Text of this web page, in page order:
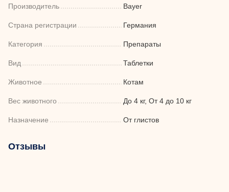
Производитель Bayer
Страна регистрации Германия
Категория Препараты
Вид Таблетки
Животное Котам
Вес животного До 4 кг, От 4 до 10 кг
Назначение От глистов
Отзывы